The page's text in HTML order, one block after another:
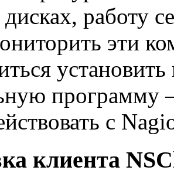
работу
эти
программу
с
клиента